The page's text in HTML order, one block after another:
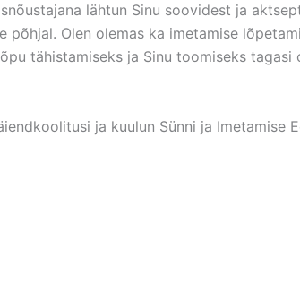
lähtun Sinu soovidest ja
Olen olemas ka imetamise
tähistamiseks ja Sinu toomiseks tagasi
ja kuulun Sünni ja Imetamise